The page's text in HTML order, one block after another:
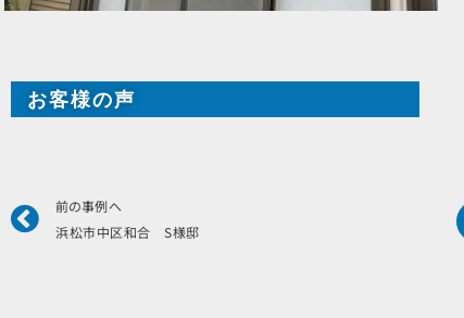
お客様の声
Prev
前の事例へ
浜松市中区和合 S様邸